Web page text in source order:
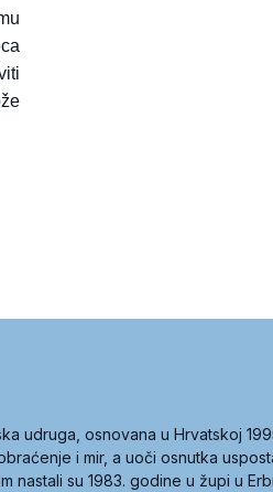
udruga, osnovana u Hrvatskoj
i mir, a uoči osnutka
nastali su 1983. godine u župi u